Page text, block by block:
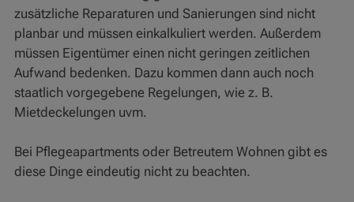
zusätzliche Reparaturen und Sanierungen sind nicht
planbar und müssen einkalkuliert werden. Außerdem
müssen Eigentümer einen nicht geringen zeitlichen
Aufwand bedenken. Dazu kommen dann auch noch
staatlich vorgegebene Regelungen, wie z. B.
Mietdeckelungen uvm.
Bei Pflegeapartments oder Betreutem Wohnen gibt es
diese Dinge eindeutig nicht zu beachten.